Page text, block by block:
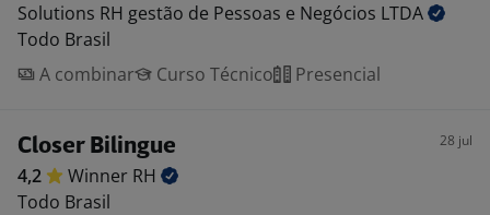
Solutions RH gestão de Pessoas e Negócios LTDA
Todo Brasil
A combinar
Curso Técnico Presencial
Closer Bilingue 28 jul
4,2 Winner RH
Todo Brasil